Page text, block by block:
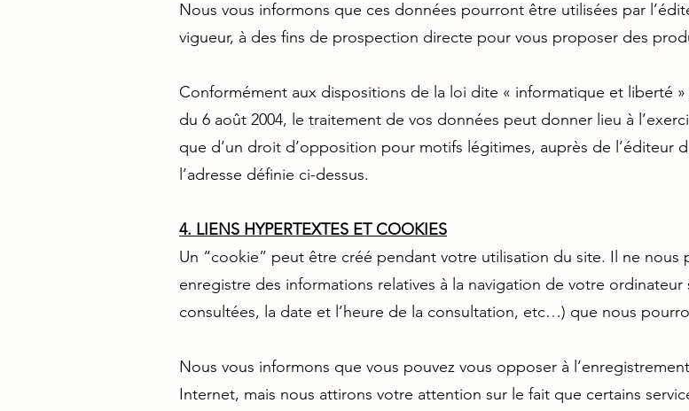
Nous vous informons que ces données pourront être utilisées par
vigueur, à des fins de prospection directe pour vous proposer des
Conformément aux dispositions de la loi dite « informatique et liberté
du 6 août 2004, le traitement de vos données peut donner lieu à
que d’un droit d’opposition pour motifs légitimes, auprès de l’éditeur
l’adresse définie ci-dessus.
4. LIENS HYPERTEXTES ET COOKIES
Un “cookie” peut être créé pendant votre utilisation du site. Il ne nous
enregistre des informations relatives à la navigation de votre
consultées, la date et l’heure de la consultation, etc…) que nous
Nous vous informons que vous pouvez vous opposer à
Internet, mais nous attirons votre attention sur le fait que certains